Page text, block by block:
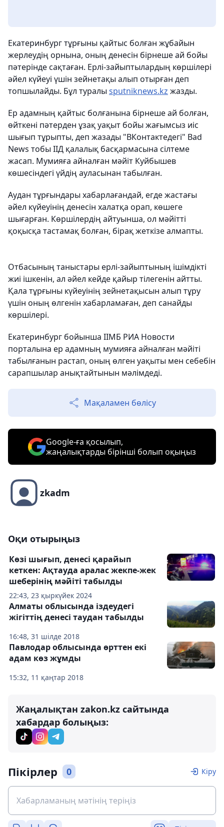
Екатеринбург тұрғыны қайтыс болған жұбайын
жерлеудің орнына, оның денесін бірнеше ай бойы
пәтерінде сақтаған. Ерлі-зайыптылардың көршілері
әйел күйеуі үшін зейнетақы алып отырған деп
топшылайды. Бұл туралы sputniknews.kz жазды.
Ер адамның қайтыс болғанына бірнеше ай болған,
өйткені пәтерден ұзақ уақыт бойы жағымсыз иіс
шығып тұрыпты, деп жазады "ВКонтактедегі" Bad
News тобы ІІД қалалық басқармасына сілтеме
жасап. Мумияға айналған мәйіт Куйбышев
көшесіндегі үйдің ауласынан табылған.
Аудан тұрғындары хабарлағандай, егде жастағы
әйел күйеуінің денесін халатқа орап, көшеге
шығарған. Көршілердің айтуынша, ол мәйітті
қоқысқа тастамақ болған, бірақ жеткізе алмапты.
Отбасының таныстары ерлі-зайыптының ішімдікті
жиі ішкенін, ал әйел кейде қайыр тілегенін айтты.
Қала тұрғыны күйеуінің зейнетақысын алып тұру
үшін оның өлгенін хабарламаған, деп санайды
көршілері.
Екатеринбург бойынша ІІМБ РИА Новости
порталына ер адамның мумияға айналған мәйіті
табылғанын растап, оның өлген уақыты мен себебін
сарапшылар анықтайтынын мәлімдеді.
Мақаламен бөлісу
Google-ға қосылып,
жаңалықтарды бірінші болып оқыңыз
zkadm
Оқи отырыңыз
22:43, 23 қыркүйек 2024
Көзі шығып, денесі қарайып
кеткен: Ақтауда аралас жекпе-жек
шеберінің мәйіті табылды
16:48, 31 шілде 2018
Алматы облысында іздеудегі
жігіттің денесі таудан табылды
15:32, 11 қаңтар 2018
Павлодар облысында өрттен екі
адам көз жұмды
Жаңалықтан zakon.kz сайтында
хабардар болыңыз:
Пікірлер 0 Кіру